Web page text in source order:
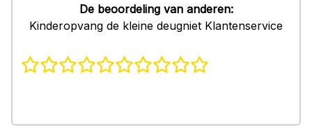
De beoordeling van anderen:
Kinderopvang de kleine deugniet Klantenservice